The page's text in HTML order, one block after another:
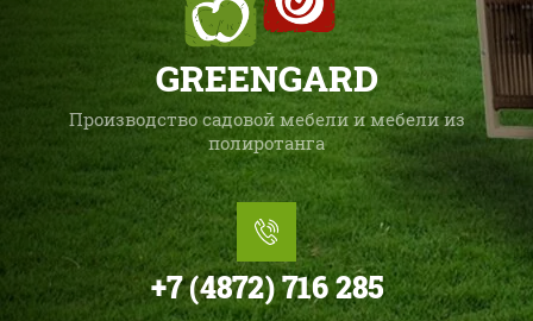
GREENGARD
Производство садовой мебели и мебели из
полиротанга
+7 (4872) 716 285